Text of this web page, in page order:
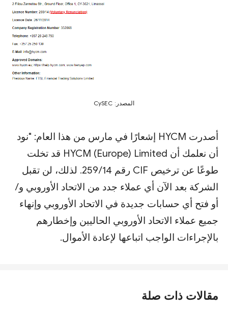
المصدر: CySEC
أصدرت HYCM إشعارًا في مارس من هذا العام: "نود
أن نعلمك أن HYCM (Europe) Limited قد تخلت
طوعًا عن ترخيص CIF رقم 259/14. لذلك، لن تقبل
الشركة بعد الآن أي عملاء جدد من الاتحاد الأوروبي و/
أو فتح أي حسابات جديدة في الاتحاد الأوروبي وإنهاء
جميع عملاء الاتحاد الأوروبي الحاليين وإخطارهم
بالإجراءات الواجب اتباعها لإعادة الأموال.
مقالات ذات صلة